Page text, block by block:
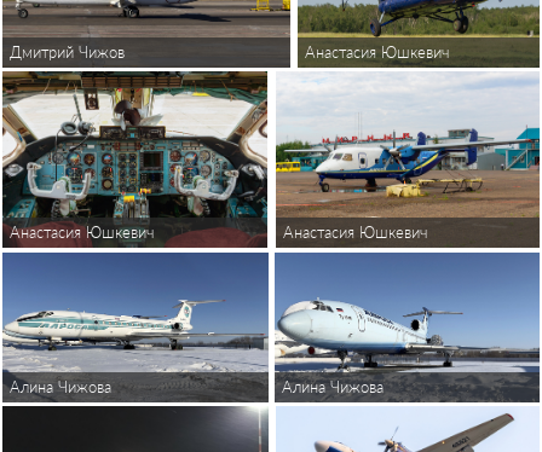
Дмитрий Чижов Анастасия Юшкевич
Анастасия Юшкевич Анастасия Юшкевич
Алина Чижова Алина Чижова